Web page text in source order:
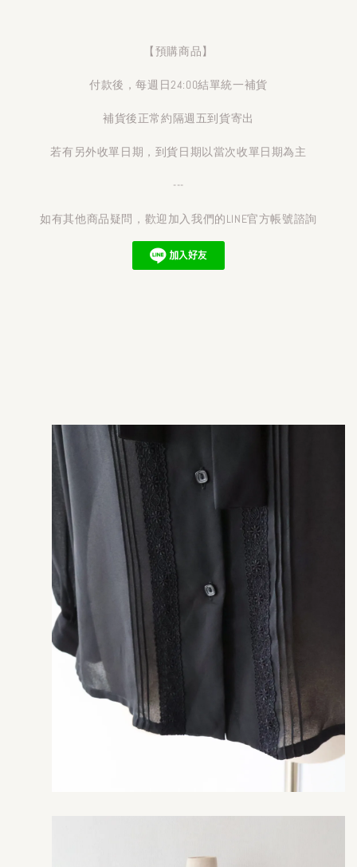
【預購商品】
付款後，每週日24:00結單統一補貨
補貨後正常約隔週五到貨寄出
若有另外收單日期，到貨日期以當次收單日期為主
---
如有其他商品疑問，歡迎加入我們的LINE官方帳號諮詢